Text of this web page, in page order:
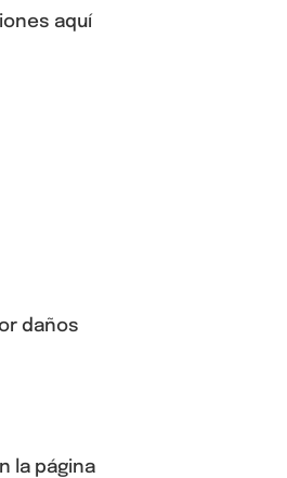
aquí
daños
la página